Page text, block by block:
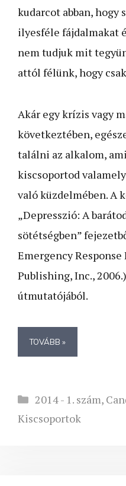
kudarcot abban,
ilyesféle fájdalmakat
nem tudjuk mit
attól félünk, hogy
Akár egy krízis vagy
következtében,
találni az alkalom,
kiscsoportod
való küzdelmében. A
„Depresszió: A
sötétségben”
Emergency Response
Publishing, Inc.,
útmutatójából.
TOVÁBB »
Kategória
2014 - 1. szám,
Kiscsoportok